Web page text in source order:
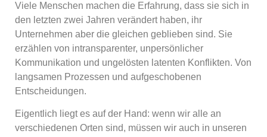
Viele Menschen machen die Erfahrung, dass sie sich in
den letzten zwei Jahren verändert haben, ihr
Unternehmen aber die gleichen geblieben sind. Sie
erzählen von intransparenter, unpersönlicher
Kommunikation und ungelösten latenten Konflikten. Von
langsamen Prozessen und aufgeschobenen
Entscheidungen.
Eigentlich liegt es auf der Hand: wenn wir alle an
verschiedenen Orten sind, müssen wir auch in unseren